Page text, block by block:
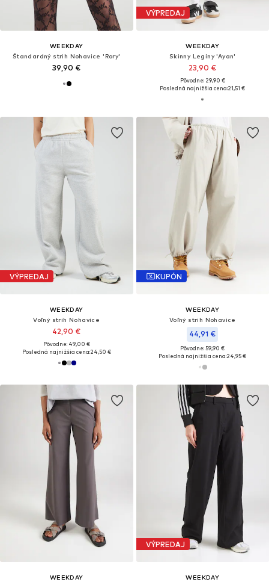
WEEKDAY
Štandardný strih Nohavice 'Rory'
39,90 €
VÝPREDAJ
WEEKDAY
Skinny Legíny 'Ayan'
23,90 €
Pôvodne: 29,90 €
Posledná najnižšia cena:21,51 €
VÝPREDAJ
WEEKDAY
Voľný strih Nohavice
42,90 €
Pôvodne: 49,00 €
Posledná najnižšia cena:24,50 €
KUPÓN
WEEKDAY
Voľný strih Nohavice
44,91 €
Pôvodne: 59,90 €
Posledná najnižšia cena:24,95 €
WEEKDAY
VÝPREDAJ
WEEKDAY